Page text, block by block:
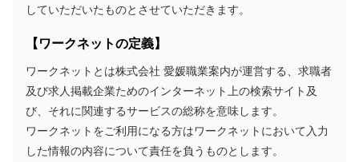
していただいたものとさせていただきます。
【ワークネットの定義】
ワークネットとは株式会社 愛媛職業案内が運営する、求職者
及び求人掲載企業ためのインターネット上の検索サイト及
び、それに関連するサービスの総称を意味します。
ワークネットをご利用になる方はワークネットにおいて入力
した情報の内容について責任を負うものとします。